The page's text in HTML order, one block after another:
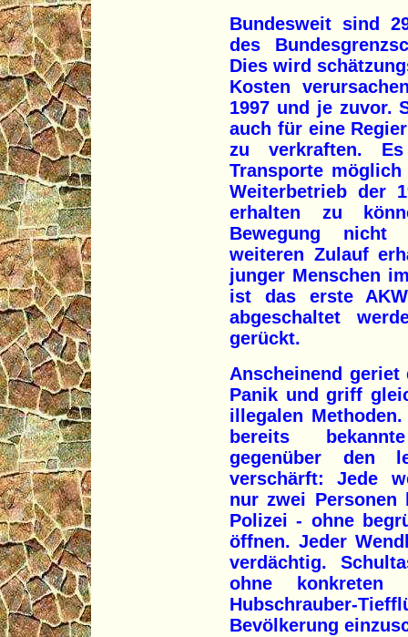
Bundesweit sind
des
Dies wird
Kosten
1997 und je zuvor.
auch für eine
zu verkraften.
Transporte
Weiterbetrieb der
erhalten zu
Bewegung nicht
weiteren Zulauf
junger Menschen
ist das erste
abgeschaltet
gerückt.
Anscheinend
Panik und griff
illegalen
bereits
gegenüber den
verschärft: Jede
nur zwei Personen
Polizei - ohne
öffnen. Jeder
verdächtig.
ohne konkreten
Hubschrauber-
Bevölkerung